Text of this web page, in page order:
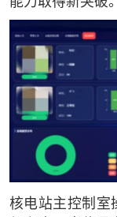
核电站主控制室